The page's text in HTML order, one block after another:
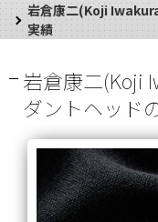
岩倉康二(Koji
実績
岩倉康二(Koji
ダントヘッド